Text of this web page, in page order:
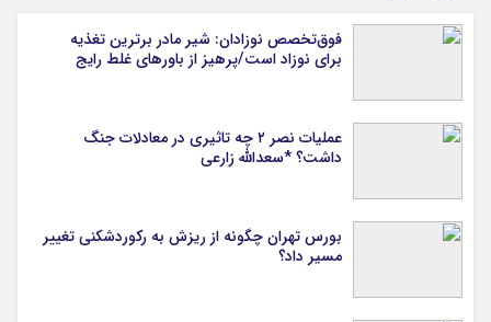
فوق‌تخصص نوزادان: شیر مادر برترین تغذیه
برای نوزاد است/پرهیز از باورهای غلط رایج
عملیات نصر ۲ چه تاثیری در معادلات جنگ
داشت؟ *سعدالله زارعی
بورس تهران چگونه از ریزش به رکوردشکنی تغییر
مسیر داد؟